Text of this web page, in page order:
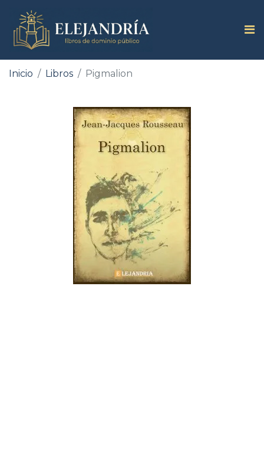
Inicio Libros Pigmalion